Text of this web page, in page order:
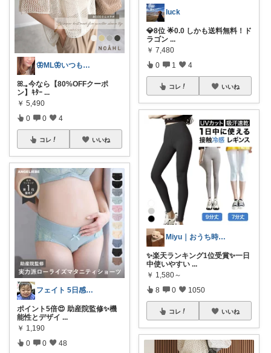
🦋ML🦋いつもありがとう💓
ꕤ.｡今なら【80%OFFクーポ
ン】ｷﾀｰ ...
￥ 5,490
0 0 4
コレ いいね
フェイト 5日感謝です😊
ポイント5倍😍 助産院監修✨機
能性とデザイ ...
￥ 1,190
0 0 48
luck
💎8位 🌟0.0 しかも送料無料！ド
ラゴン ...
￥ 7,480
0 1 4
コレ いいね
Miyu｜おうち時間の小さな幸せ🌸
✨楽天ランキング1位受賞✨一日
中使いやすい ...
￥ 1,580～
8 0 1050
コレ いいね